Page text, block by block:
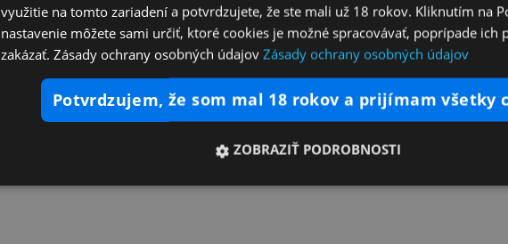
využitie na tomto zariadení a potvrdzujete, že ste mali už 18 rokov. Kliknutím na
nastavenie môžete sami určiť, ktoré cookies je možné spracovávať, poprípade ich
zakázať. Zásady ochrany osobných údajov Zásady ochrany osobných údajov
potvrdzujem, že som mal 18 rokov a prijímam všetky
ZOBRAZIŤ PODROBNOSTI